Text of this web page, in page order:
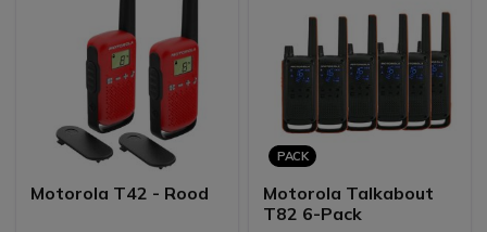
Motorola T42 - Rood
PACK
Motorola Talkabout
T82 6-Pack